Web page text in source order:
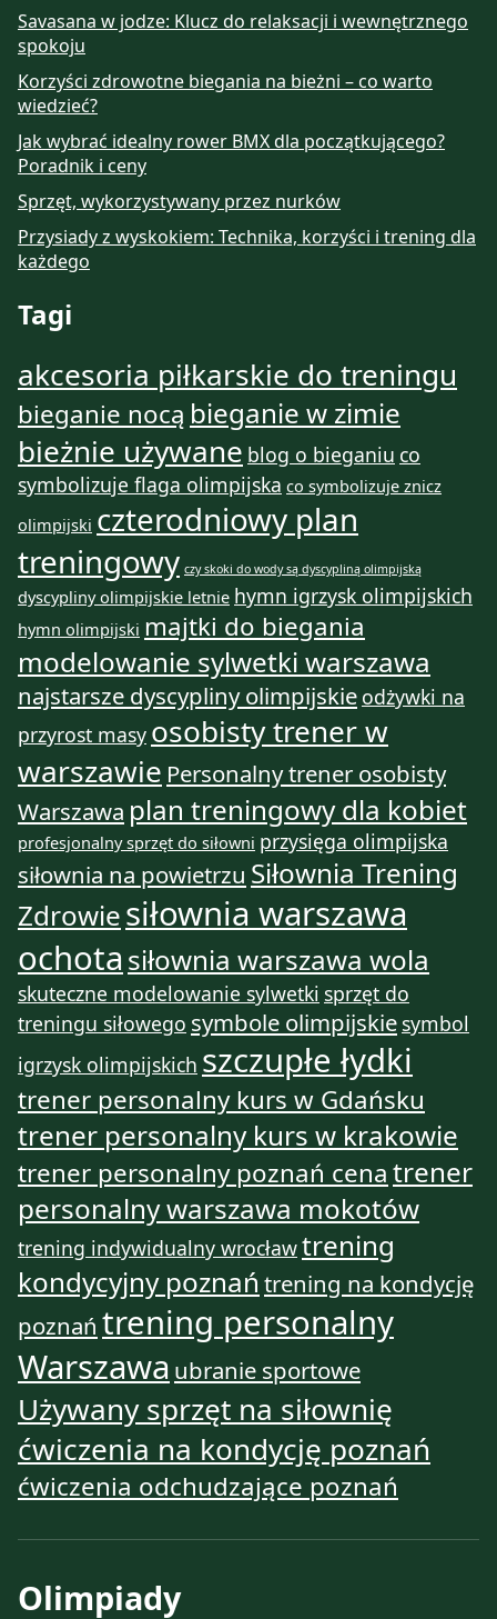
Savasana w jodze: Klucz do relaksacji i wewnętrznego
spokoju
Korzyści zdrowotne biegania na bieżni – co warto
wiedzieć?
Jak wybrać idealny rower BMX dla początkującego?
Poradnik i ceny
Sprzęt, wykorzystywany przez nurków
Przysiady z wyskokiem: Technika, korzyści i trening dla
każdego
Tagi
akcesoria piłkarskie do treningu
bieganie nocą bieganie w zimie
bieżnie używane blog o bieganiu co
symbolizuje flaga olimpijska co symbolizuje znicz
olimpijski czterodniowy plan
treningowy czy skoki do wody są dyscypliną olimpijską
dyscypliny olimpijskie letnie hymn igrzysk olimpijskich
hymn olimpijski majtki do biegania
modelowanie sylwetki warszawa
najstarsze dyscypliny olimpijskie odżywki na
przyrost masy osobisty trener w
warszawie Personalny trener osobisty
Warszawa plan treningowy dla kobiet
profesjonalny sprzęt do siłowni przysięga olimpijska
siłownia na powietrzu Siłownia Trening
Zdrowiesiłownia warszawa
ochota siłownia warszawa wola
skuteczne modelowanie sylwetki sprzęt do
treningu siłowego symbole olimpijskie symbol
igrzysk olimpijskich szczupłe łydki
trener personalny kurs w Gdańsku
trener personalny kurs w krakowie
trener personalny poznań cenatrener
personalny warszawa mokotów
trening indywidualny wrocławtrening
kondycyjny poznań trening na kondycję
poznań trening personalny
Warszawa ubranie sportowe
Używany sprzęt na siłownię
ćwiczenia na kondycję poznań
ćwiczenia odchudzające poznań
Olimpiady